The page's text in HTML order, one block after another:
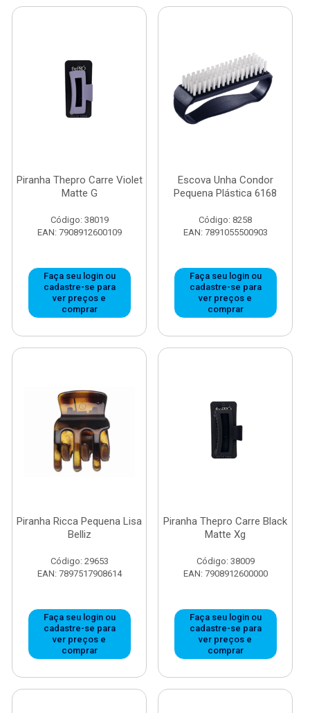
Piranha Thepro Carre Violet
Matte G
Código: 38019
EAN: 7908912600109
Faça seu login ou
cadastre-se para
ver preços e
comprar
Escova Unha Condor
Pequena Plástica 6168
Código: 8258
EAN: 7891055500903
Faça seu login ou
cadastre-se para
ver preços e
comprar
Piranha Ricca Pequena Lisa
Belliz
Código: 29653
EAN: 7897517908614
Faça seu login ou
cadastre-se para
ver preços e
comprar
Piranha Thepro Carre Black
Matte Xg
Código: 38009
EAN: 7908912600000
Faça seu login ou
cadastre-se para
ver preços e
comprar